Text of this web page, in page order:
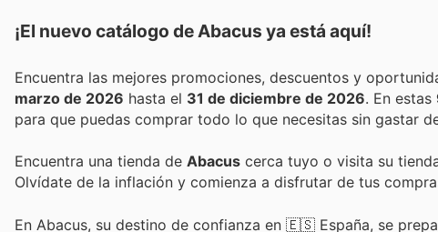
¡El nuevo catálogo deAbacus ya está aquí!
marzo de 2026 hasta el 31 de diciembre de 2026 . En estas
para que puedas comprar todo lo que necesitas sin gastar
Encuentra una tienda de Abacus cerca tuyo o visita su
Olvídate de la inflación y comienza a disfrutar de tus
En Abacus, su destino de confianza en 🇪🇸 España, se